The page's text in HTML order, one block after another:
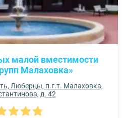
малой вместимости
Малаховка»
Люберцы, п.г.т. Малаховка,
д. 42